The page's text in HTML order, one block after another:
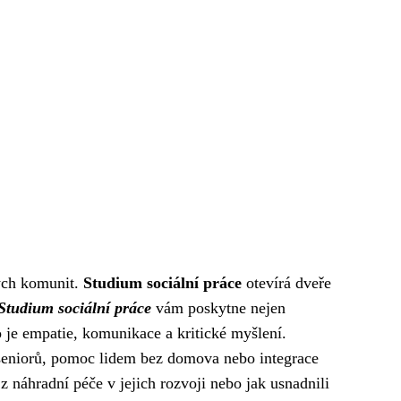
komunit. Studium sociální práce otevírá dveře
sociální práce vám poskytne nejen
empatie, komunikace a kritické myšlení.
pomoc lidem bez domova nebo integrace
náhradní péče v jejich rozvoji nebo jak usnadnili